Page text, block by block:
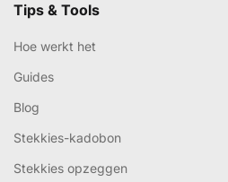
Tips & Tools
Hoe werkt het
Guides
Blog
Stekkies-kadobon
Stekkies opzeggen